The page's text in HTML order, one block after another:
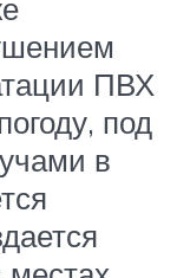
ПВХ
под
в